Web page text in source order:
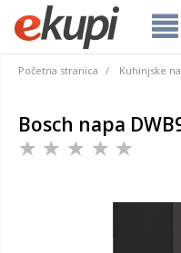
Početna stranica Kuhinjske
Bosch napa